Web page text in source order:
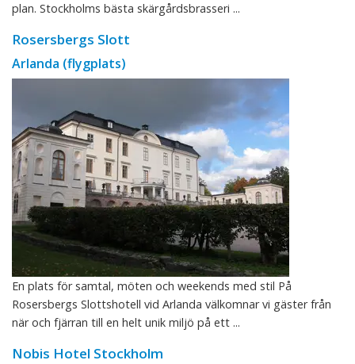
plan. Stockholms bästa skärgårdsbrasseri ...
Rosersbergs Slott
Arlanda (flygplats)
En plats för samtal, möten och weekends med stil På
Rosersbergs Slottshotell vid Arlanda välkomnar vi gäster från
när och fjärran till en helt unik miljö på ett ...
Nobis Hotel Stockholm